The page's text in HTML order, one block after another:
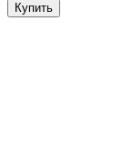
Купить